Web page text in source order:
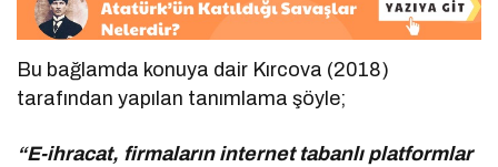
Bu bağlamda konuya dair Kırcova (2018)
tarafından yapılan tanımlama şöyle;
“E-ihracat, firmaların internet tabanlı platformlar